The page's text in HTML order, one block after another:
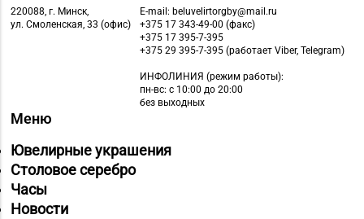
220088, г. Минск,
ул. Смоленская, 33 (офис)
E-mail: beluvelirtorgby@mail.ru
+375 17 343-49-00 (факс)
+375 17 395-7-395
+375 29 395-7-395 (работает Viber, Telegram)
ИНФОЛИНИЯ (режим работы):
пн-вс: с 10:00 до 20:00
без выходных
Меню
Ювелирные украшения
Столовое серебро
Часы
Новости